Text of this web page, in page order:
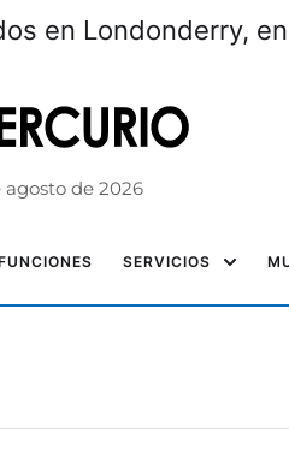
en Londonderry, en
agosto de 2026
SERVICIOS